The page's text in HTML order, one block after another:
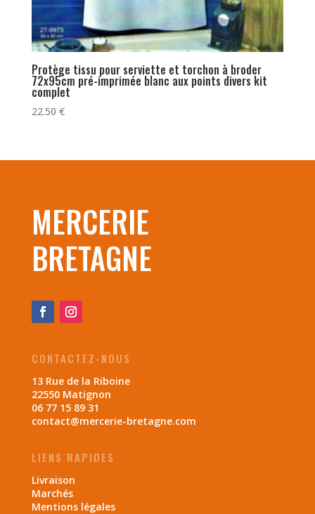
Protège tissu pour serviette et torchon à broder
72x95cm pré-imprimée blanc aux points divers kit
complet
22.50 €
MERCERIE
BRETAGNE
CONTACTEZ-NOUS
13 Rue de la Riboine
22550 Matignon
06 77 15 89 31
contact@mercerie-bretagne.com
LIENS RAPIDES
Livraison
Marchés
Mentions légales